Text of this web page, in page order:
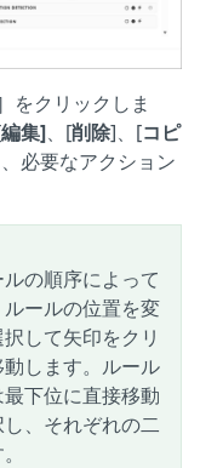
をクリックしま
編集]、[削除]、[コピ
必要なアクション
の順序によって
ールの位置を変
して矢印をクリ
します。ルール
下位に直接移動
、それぞれの二